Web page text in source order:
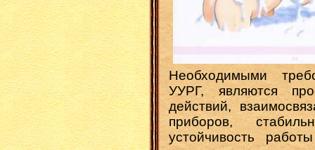
Необходимыми
УУРГ, являются
действий,
приборов,
устойчивость